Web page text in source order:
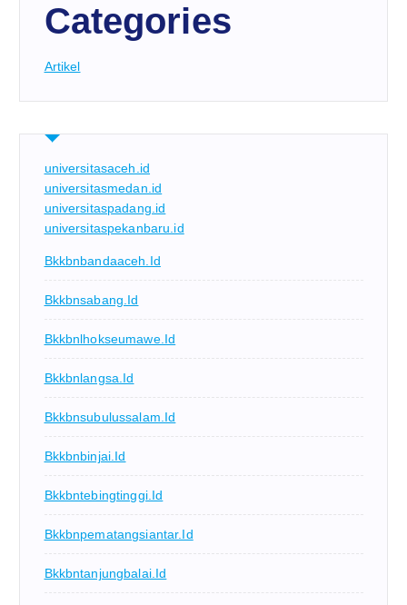
Categories
Artikel
universitasaceh.id
universitasmedan.id
universitaspadang.id
universitaspekanbaru.id
Bkkbnbandaaceh.id
Bkkbnsabang.id
Bkkbnlhokseumawe.id
Bkkbnlangsa.id
Bkkbnsubulussalam.id
Bkkbnbinjai.id
Bkkbntebingtinggi.id
Bkkbnpematangsiantar.id
Bkkbntanjungbalai.id